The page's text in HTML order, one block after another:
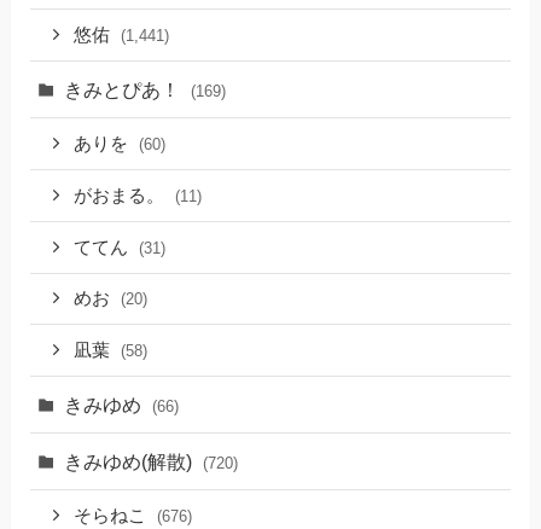
悠佑 (1,441)
きみとぴあ！ (169)
ありを (60)
がおまる。 (11)
ててん (31)
めお (20)
凪葉 (58)
きみゆめ (66)
きみゆめ(解散) (720)
そらねこ (676)